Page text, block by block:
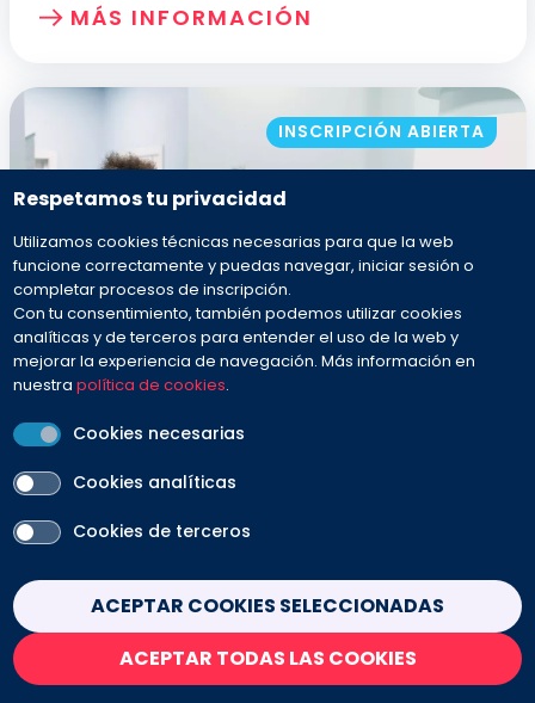
Respetamos tu privacidad
Utilizamos cookies técnicas necesarias para que la web
funcione correctamente y puedas navegar, iniciar sesión o
completar procesos de inscripción.
Con tu consentimiento, también podemos utilizar cookies
analíticas y de terceros para entender el uso de la web y
mejorar la experiencia de navegación. Más información en
nuestrapolítica de cookies.
Cookies necesarias
Cookies analíticas
Cookies de terceros
ACEPTAR COOKIES SELECCIONADAS
ACEPTAR TODAS LAS COOKIES
Withdraw consent
MÁS INFORMACIÓN
SOBRE: TERMINOLOGÍA Y
GRATUITA
Programación por motivos del
historial electrónico de salud (HES)
INSCRIPCIÓN ABIERTA